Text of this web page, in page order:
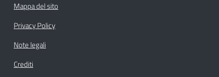
Mappa del sito
Privacy Policy
Note legali
Crediti